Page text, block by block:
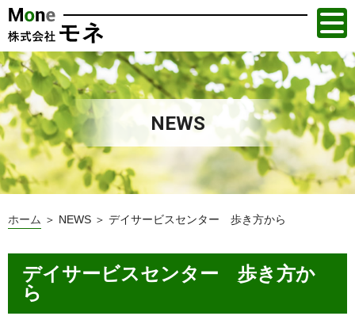
NEWS
ホーム ＞ NEWS ＞ デイサービスセンター 歩き方から
デイサービスセンター 歩き方か
ら